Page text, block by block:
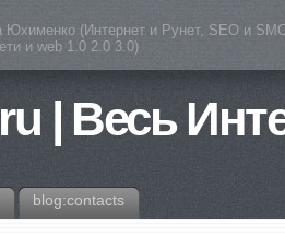
Юхименко (Интернет и Рунет, SEO и
и web 1.0 2.0 3.0)
| Весь
blog:contacts